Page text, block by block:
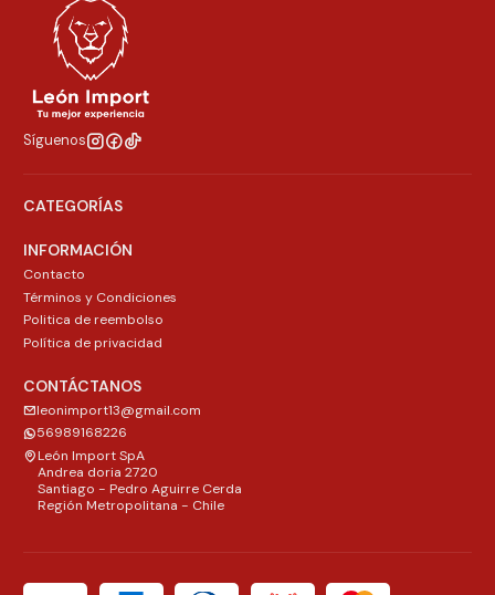
Síguenos
CATEGORÍAS
INFORMACIÓN
Contacto
Términos y Condiciones
Politica de reembolso
Política de privacidad
CONTÁCTANOS
leonimport13@gmail.com
56989168226
León Import SpA
Andrea doria 2720
Santiago - Pedro Aguirre Cerda
Región Metropolitana - Chile